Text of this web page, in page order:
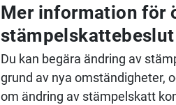
Mer information för
stämpelskattebeslut
Du kan begära ändring av
grund av nya omständigheter,
om ändring av stämpelskatt